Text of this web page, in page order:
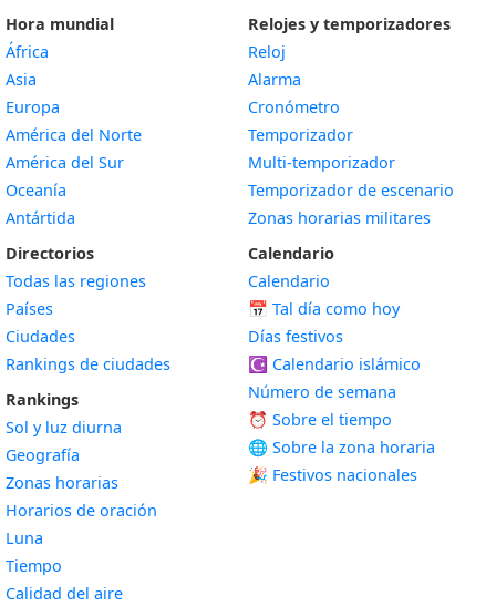
Hora mundial
África
Asia
Europa
América del Norte
América del Sur
Oceanía
Antártida
Directorios
Todas las regiones
Países
Ciudades
Rankings de ciudades
Rankings
Sol y luz diurna
Geografía
Zonas horarias
Horarios de oración
Luna
Tiempo
Calidad del aire
Relojes y temporizadores
Reloj
Alarma
Cronómetro
Temporizador
Multi-temporizador
Temporizador de escenario
Zonas horarias militares
Calendario
Calendario
📅 Tal día como hoy
Días festivos
☪️ Calendario islámico
Número de semana
⏰ Sobre el tiempo
🌐 Sobre la zona horaria
🎉 Festivos nacionales